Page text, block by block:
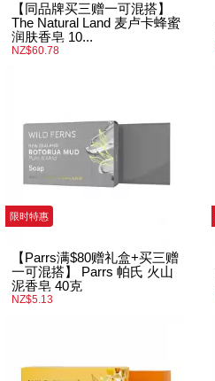
【同品牌买三赠一可混搭】
The Natural Land 麦卢卡蜂蜜
润肤香皂 10...
NZ$60.78
限时特惠
【Parrs满$80赠礼盒+买三赠
一可混搭】 Parrs 帕氏 火山
泥香皂 40克
NZ$5.13